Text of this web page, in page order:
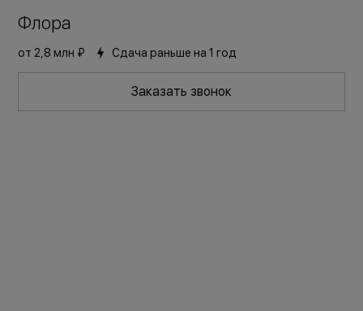
Флора
от 2,8 млн ₽ Комфорт+ Скидки до 12 000 руб/м2
Сдача раньше на 1 год
Заказать звонок